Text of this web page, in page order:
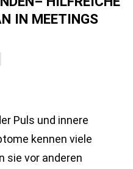
IN MEETINGS
Puls und innere
kennen viele
sie vor anderen